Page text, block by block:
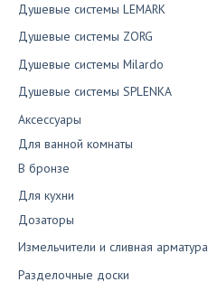
Душевые системы LEMARK
Душевые системы ZORG
Душевые системы Milardo
Душевые системы SPLENKA
Аксессуары
Для ванной комнаты
В бронзе
Для кухни
Дозаторы
Измельчители и сливная арматура
Разделочные доски